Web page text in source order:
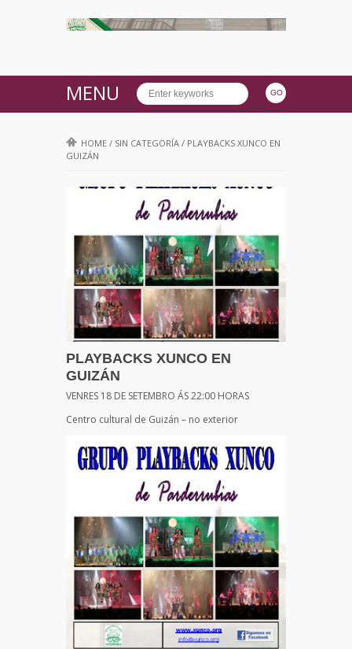
MENU
HOME / SIN CATEGORÍA / PLAYBACKS XUNCO EN
GUIZÁN
PLAYBACKS XUNCO EN
GUIZÁN
VENRES 18 DE SETEMBRO ÁS 22:00 HORAS
Centro cultural de Guizán – no exterior